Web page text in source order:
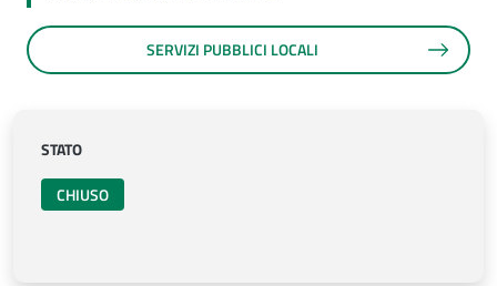
SERVIZI PUBBLICI LOCALI
STATO
CHIUSO